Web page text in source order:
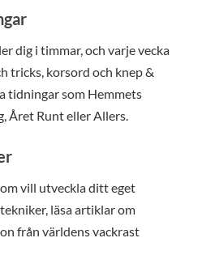
dig i timmar, och varje vecka
tricks, korsord och knep &
tidningar som Hemmets
Året Runt eller Allers.
vill utveckla ditt eget
läsa artiklar om
från världens vackrast